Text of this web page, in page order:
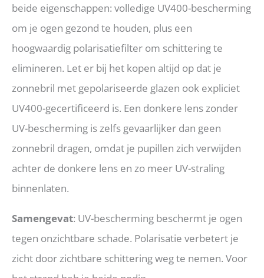
beide eigenschappen: volledige UV400-bescherming
om je ogen gezond te houden, plus een
hoogwaardig polarisatiefilter om schittering te
elimineren. Let er bij het kopen altijd op dat je
zonnebril met gepolariseerde glazen ook expliciet
UV400-gecertificeerd is. Een donkere lens zonder
UV-bescherming is zelfs gevaarlijker dan geen
zonnebril dragen, omdat je pupillen zich verwijden
achter de donkere lens en zo meer UV-straling
binnenlaten.
Samengevat: UV-bescherming beschermt je ogen
tegen onzichtbare schade. Polarisatie verbetert je
zicht door zichtbare schittering weg te nemen. Voor